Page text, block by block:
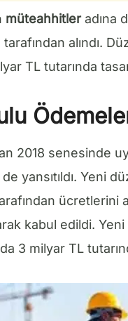
müteahhitleradına
alındı.
TL tutarında
2018 senesinde
yansıtıldı. Yeni
ücretlerini
kabul edildi. Yeni
3 milyar TL